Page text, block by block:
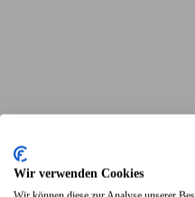
Wir verwenden Cookies